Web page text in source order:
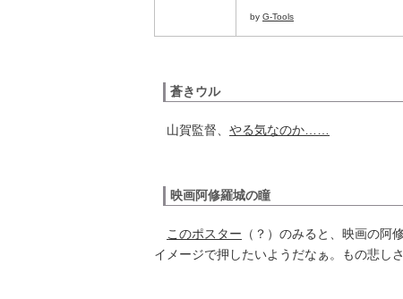
by G-Tools
蒼きウル
山賀監督、 やる気なのか……
映画阿修羅城の瞳
このポスター （？）のみると、映画の阿
イメージで押したいようだなぁ。もの悲し